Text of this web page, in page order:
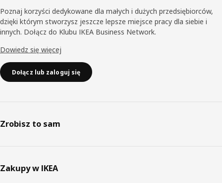
Poznaj korzyści dedykowane dla małych i dużych przedsiębiorców,
dzięki którym stworzysz jeszcze lepsze miejsce pracy dla siebie i
innych. Dołącz do Klubu IKEA Business Network.
Dowiedz się więcej
Dołącz lub zaloguj się
Zrobisz to sam
Zakupy w IKEA